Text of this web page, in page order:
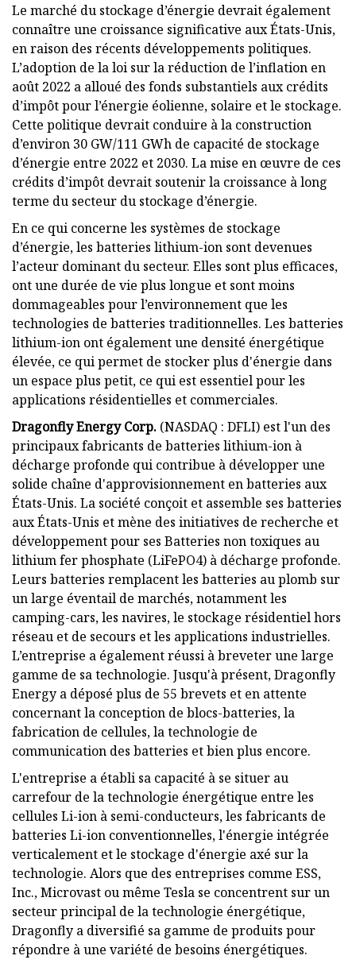
Le marché du stockage d’énergie devrait également
connaître une croissance significative aux États-Unis,
en raison des récents développements politiques.
L’adoption de la loi sur la réduction de l’inflation en
août 2022 a alloué des fonds substantiels aux crédits
d’impôt pour l’énergie éolienne, solaire et le stockage.
Cette politique devrait conduire à la construction
d’environ 30 GW/111 GWh de capacité de stockage
d’énergie entre 2022 et 2030. La mise en œuvre de ces
crédits d’impôt devrait soutenir la croissance à long
terme du secteur du stockage d’énergie.
En ce qui concerne les systèmes de stockage
d’énergie, les batteries lithium-ion sont devenues
l’acteur dominant du secteur. Elles sont plus efficaces,
ont une durée de vie plus longue et sont moins
dommageables pour l’environnement que les
technologies de batteries traditionnelles. Les batteries
lithium-ion ont également une densité énergétique
élevée, ce qui permet de stocker plus d'énergie dans
un espace plus petit, ce qui est essentiel pour les
applications résidentielles et commerciales.
Dragonfly Energy Corp. (NASDAQ : DFLI) est l'un des
principaux fabricants de batteries lithium-ion à
décharge profonde qui contribue à développer une
solide chaîne d'approvisionnement en batteries aux
États-Unis. La société conçoit et assemble ses batteries
aux États-Unis et mène des initiatives de recherche et
développement pour ses Batteries non toxiques au
lithium fer phosphate (LiFePO4) à décharge profonde.
Leurs batteries remplacent les batteries au plomb sur
un large éventail de marchés, notamment les
camping-cars, les navires, le stockage résidentiel hors
réseau et de secours et les applications industrielles.
L’entreprise a également réussi à breveter une large
gamme de sa technologie. Jusqu'à présent, Dragonfly
Energy a déposé plus de 55 brevets et en attente
concernant la conception de blocs-batteries, la
fabrication de cellules, la technologie de
communication des batteries et bien plus encore.
L'entreprise a établi sa capacité à se situer au
carrefour de la technologie énergétique entre les
cellules Li-ion à semi-conducteurs, les fabricants de
batteries Li-ion conventionnelles, l'énergie intégrée
verticalement et le stockage d'énergie axé sur la
technologie. Alors que des entreprises comme ESS,
Inc., Microvast ou même Tesla se concentrent sur un
secteur principal de la technologie énergétique,
Dragonfly a diversifié sa gamme de produits pour
répondre à une variété de besoins énergétiques.